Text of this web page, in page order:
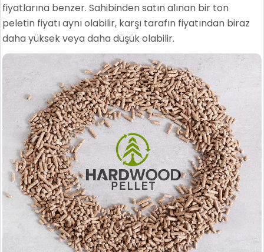
fiyatlarına benzer. Sahibinden satın alınan bir ton
peletin fiyatı aynı olabilir, karşı tarafın fiyatından biraz
daha yüksek veya daha düşük olabilir.